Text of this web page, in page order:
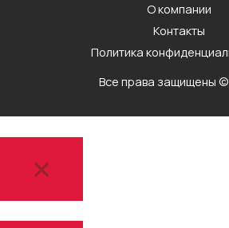
О компании
Контакты
Политика
Все права защищены
×